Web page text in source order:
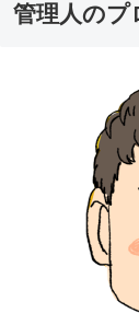
管理人のプ